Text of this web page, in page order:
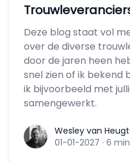
Deze blog staat vol
over de diverse
door de jaren heen
snel zien of ik bekend
ik bijvoorbeeld met
samengewerkt.
Wesley van Heugten
Wesley van
01-01-2027 · 6